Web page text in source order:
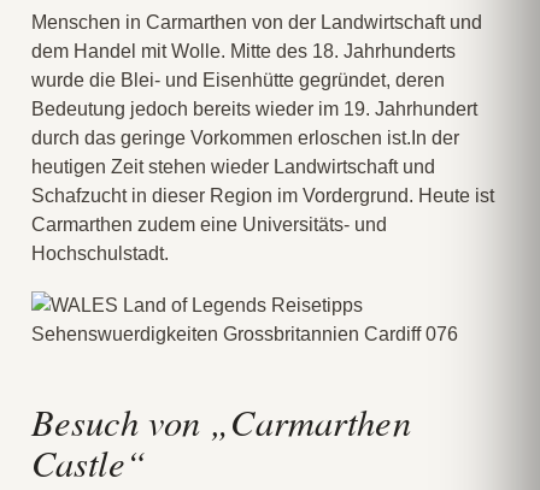
Menschen in Carmarthen von der Landwirtschaft und
dem Handel mit Wolle. Mitte des 18. Jahrhunderts
wurde die Blei- und Eisenhütte gegründet, deren
Bedeutung jedoch bereits wieder im 19. Jahrhundert
durch das geringe Vorkommen erloschen ist.In der
heutigen Zeit stehen wieder Landwirtschaft und
Schafzucht in dieser Region im Vordergrund. Heute ist
Carmarthen zudem eine Universitäts- und
Hochschulstadt.
Besuch von „Carmarthen
Castle“